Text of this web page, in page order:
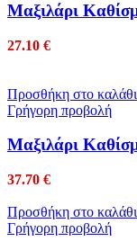
Mαξιλάρι
27.10 €
Προσθήκη στο καλάθι
Γρήγορη προβολή
Mαξιλάρι
37.70 €
Προσθήκη στο καλάθι
Γρήγορη προβολή